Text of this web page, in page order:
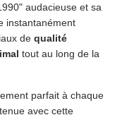
audacieuse et sa
instantanément
de qualité
tout au long de la
parfait à chaque
avec cette